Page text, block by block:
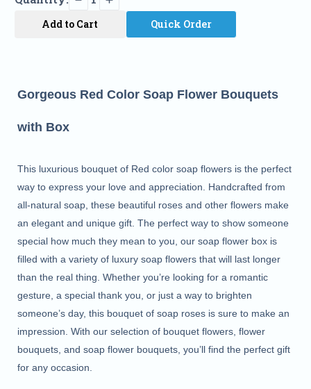
Add to Cart Quick Order
Gorgeous Red Color Soap Flower Bouquets
with Box
This luxurious bouquet of Red color soap flowers is the perfect
way to express your love and appreciation. Handcrafted from
all-natural soap, these beautiful roses and other flowers make
an elegant and unique gift. The perfect way to show someone
special how much they mean to you, our soap flower box is
filled with a variety of luxury soap flowers that will last longer
than the real thing. Whether you’re looking for a romantic
gesture, a special thank you, or just a way to brighten
someone’s day, this bouquet of soap roses is sure to make an
impression. With our selection of bouquet flowers, flower
bouquets, and soap flower bouquets, you’ll find the perfect gift
for any occasion.